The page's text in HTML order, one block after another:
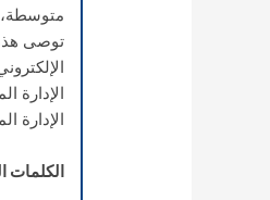
متوسطة،
توصى هذه
الإدارة
الإدارة
الكلمات